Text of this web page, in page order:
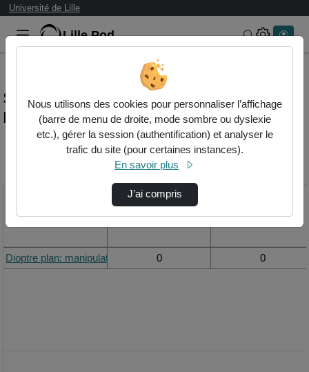
Université de Lille
Lille.Pod Rechercher
Statistiques de visualisation de la vidéo
Dioptre plan: manipulation sur la réfraction
Modifier la période de
Vue de la journée
Dioptre plan: manipulation sur la réfraction
0 0
Nous utilisons des cookies pour personnaliser l’affichage
(barre de menu de droite, mode sombre ou dyslexie
etc.), gérer la session (authentification) et analyser le
trafic du site (pour certaines instances).
En savoir plus
J’ai compris